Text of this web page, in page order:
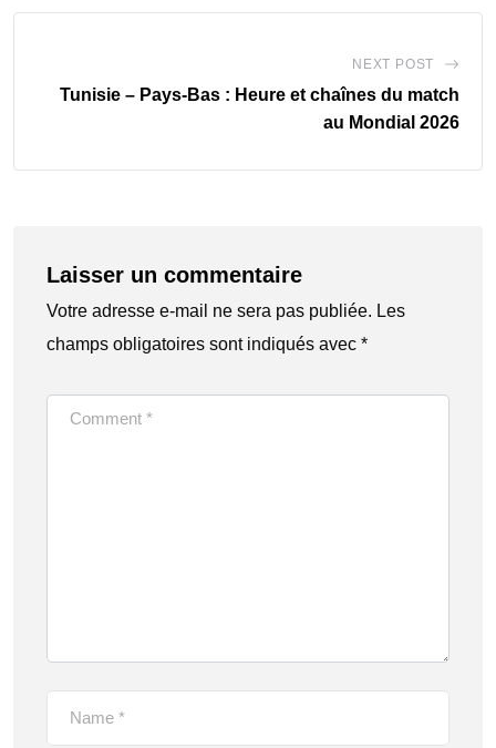
NEXT POST
Tunisie – Pays-Bas : Heure et chaînes du match
au Mondial 2026
Laisser un commentaire
Votre adresse e-mail ne sera pas publiée. Les
champs obligatoires sont indiqués avec *